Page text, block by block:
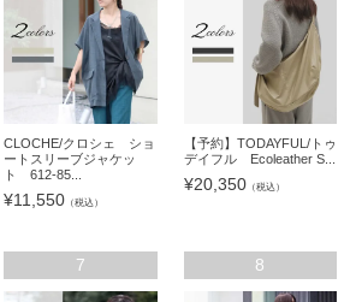
CLOCHE/クロシェ ショ
ートスリーブジャケッ
ト 612-85...
¥11,550 （税込）
【予約】TODAYFUL/トゥ
デイフル Ecoleather S...
¥20,350（税込）
7 8